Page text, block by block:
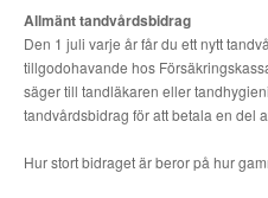
Allmänt tandvårdsbidrag
Den 1 juli varje år får du ett nytt
tillgodohavande hos
säger till tandläkaren eller
tandvårdsbidrag för att betala en del
Hur stort bidraget är beror på hur